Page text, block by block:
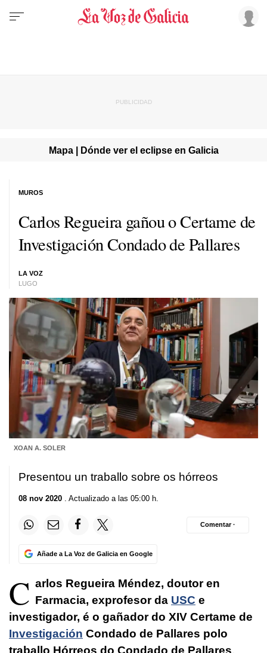
Mapa | Dónde ver el eclipse en Galicia
Carlos Regueira gañou o Certame de
Investigación Condado de Pallares
LA VOZ
LUGO
MUROS
XOAN A. SOLER
Presentou un traballo sobre os hórreos
08 nov 2020 . Actualizado a las 05:00 h.
Añade a La Voz de Galicia en Google
Comentar ·
C arlos Regueira Méndez, doutor en
Farmacia, exprofesor da USC e
investigador, é o gañador do XIV Certame de
Investigación Condado de Pallares polo
traballo Hórreos do Condado de Pallares,